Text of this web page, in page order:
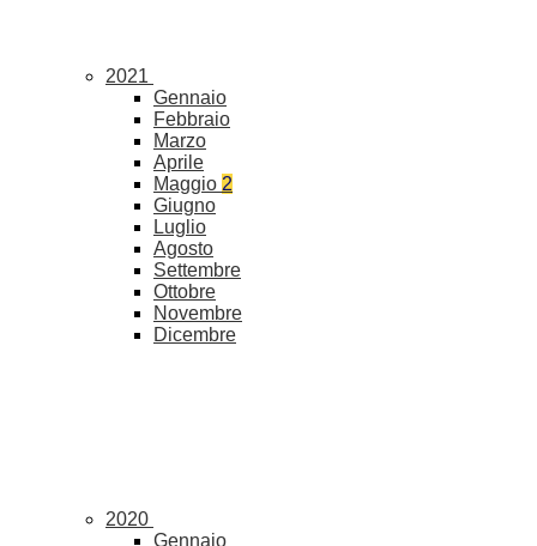
2021
Gennaio
Febbraio
Marzo
Aprile
Maggio 2
Giugno
Luglio
Agosto
Settembre
Ottobre
Novembre
Dicembre
2020
Gennaio